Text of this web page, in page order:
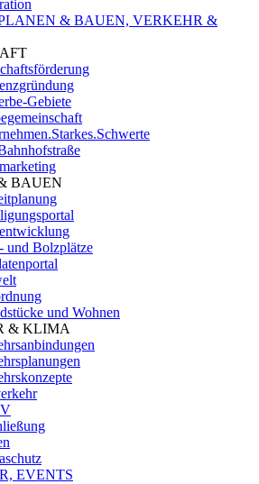
& BAUEN, VERKEHR &
Gebiete
BAUEN
und Bolzplätze
und Wohnen
& KLIMA
EVENTS